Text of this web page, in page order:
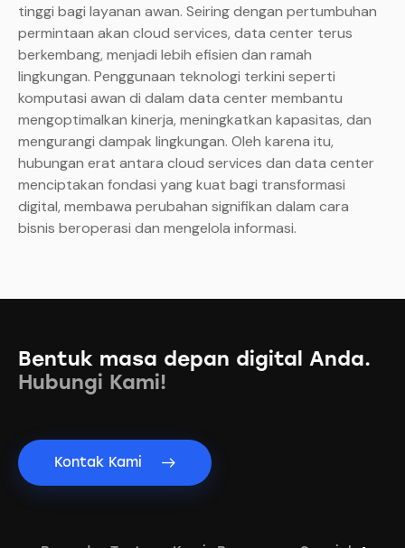
tinggi bagi layanan awan. Seiring dengan pertumbuhan
permintaan akan cloud services, data center terus
berkembang, menjadi lebih efisien dan ramah
lingkungan. Penggunaan teknologi terkini seperti
komputasi awan di dalam data center membantu
mengoptimalkan kinerja, meningkatkan kapasitas, dan
mengurangi dampak lingkungan. Oleh karena itu,
hubungan erat antara cloud services dan data center
menciptakan fondasi yang kuat bagi transformasi
digital, membawa perubahan signifikan dalam cara
bisnis beroperasi dan mengelola informasi.
Bentuk masa depan digital Anda.
Hubungi Kami!
Kontak Kami